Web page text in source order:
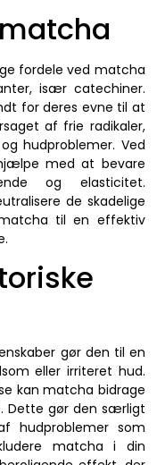
fordele ved matcha
især catechiner.
for deres evne til at
af frie radikaler,
hudproblemer. Ved
med at bevare
og elasticitet.
de skadelige
til en effektiv
gør den til en
eller irriteret hud.
kan matcha bidrage
Dette gør den særligt
hudproblemer som
matcha i din